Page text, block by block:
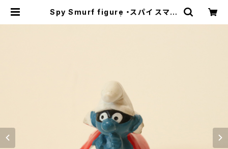
Spy Smurf figure ・スパイ スマー